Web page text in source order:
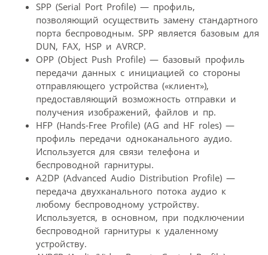
SPP (Serial Port Profile) — профиль,
позволяющий осуществить замену стандартного
порта беспроводным. SPP является базовым для
DUN, FAX, HSP и AVRCP.
OPP (Object Push Profile) — базовый профиль
передачи данных с инициацией со стороны
отправляющего устройства («клиент»),
предоставляющий возможность отправки и
получения изображений, файлов и пр.
HFP (Hands-Free Profile) (AG and HF roles) —
профиль передачи одноканального аудио.
Используется для связи телефона и
беспроводной гарнитуры.
A2DP (Advanced Audio Distribution Profile) —
передача двухканального потока аудио к
любому беспроводному устройству.
Используется, в основном, при подключении
беспроводной гарнитуры к удаленному
устройству.